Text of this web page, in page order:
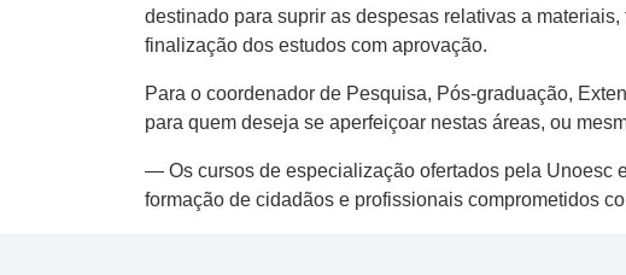
destinado para suprir as despesas relativas a
finalização dos estudos com aprovação.
Para o coordenador de Pesquisa, Pós-graduação,
para quem deseja se aperfeiçoar nestas áreas, ou
— Os cursos de especialização ofertados pela Unoesc
formação de cidadãos e profissionais comprometidos